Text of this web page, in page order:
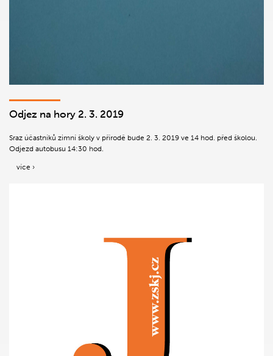
Odjez na hory 2. 3. 2019
Sraz účastníků zimní školy v přírodě bude 2. 3. 2019 ve 14 hod. před školou.
Odjezd autobusu 14:30 hod.
více ›